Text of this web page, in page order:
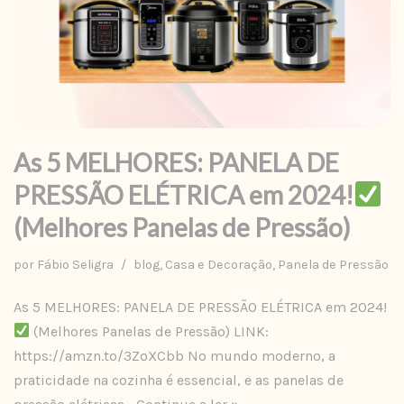
As 5 MELHORES: PANELA DE
PRESSÃO ELÉTRICA em 2024!
(Melhores Panelas de Pressão)
por Fábio Seligra blog, Casa e Decoração, Panela de Pressão
As 5 MELHORES: PANELA DE PRESSÃO ELÉTRICA em 2024!
(Melhores Panelas de Pressão) LINK:
https://amzn.to/3ZoXCbb No mundo moderno, a
praticidade na cozinha é essencial, e as panelas de